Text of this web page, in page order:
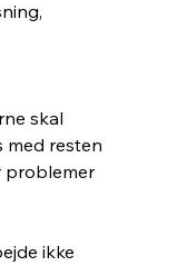
skal
med resten
problemer
ikke